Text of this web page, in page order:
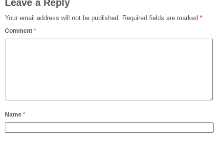
Leave a Reply
Your email address will not be published. Required fields are marked *
Comment *
Name *